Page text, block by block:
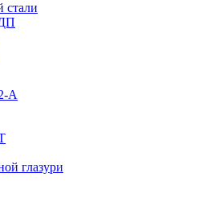
стали
А
глазури